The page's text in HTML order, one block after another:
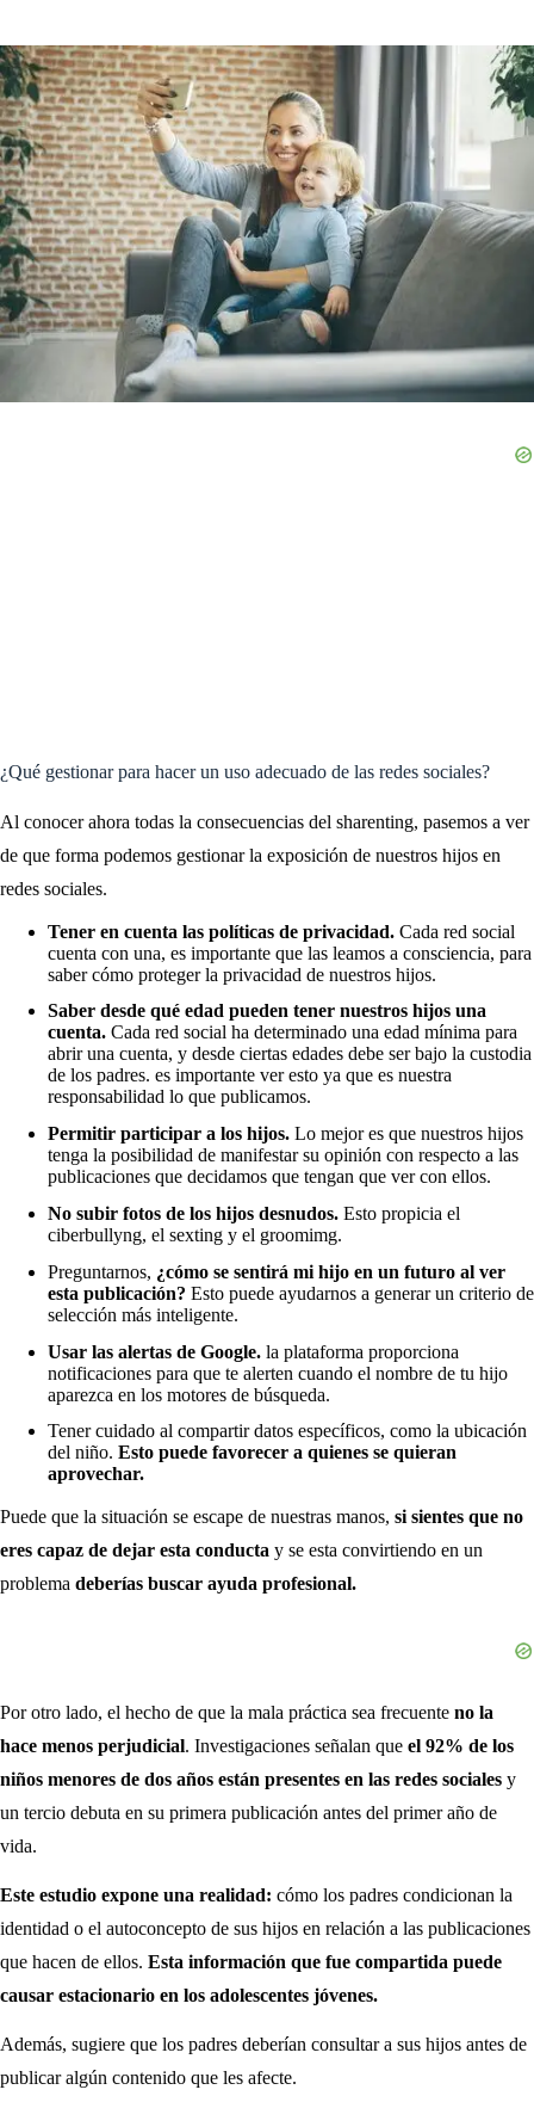
¿Qué gestionar para hacer un uso adecuado de las redes sociales?
Al conocer ahora todas la consecuencias del sharenting, pasemos a ver
de que forma podemos gestionar la exposición de nuestros hijos en
redes sociales.
Tener en cuenta las políticas de privacidad. Cada red social
cuenta con una, es importante que las leamos a consciencia, para
saber cómo proteger la privacidad de nuestros hijos.
Saber desde qué edad pueden tener nuestros hijos una
cuenta. Cada red social ha determinado una edad mínima para
abrir una cuenta, y desde ciertas edades debe ser bajo la custodia
de los padres. es importante ver esto ya que es nuestra
responsabilidad lo que publicamos.
Permitir participar a los hijos. Lo mejor es que nuestros hijos
tenga la posibilidad de manifestar su opinión con respecto a las
publicaciones que decidamos que tengan que ver con ellos.
No subir fotos de los hijos desnudos. Esto propicia el
ciberbullyng, el sexting y el groomimg.
Preguntarnos, ¿cómo se sentirá mi hijo en un futuro al ver
esta publicación? Esto puede ayudarnos a generar un criterio de
selección más inteligente.
Usar las alertas de Google. la plataforma proporciona
notificaciones para que te alerten cuando el nombre de tu hijo
aparezca en los motores de búsqueda.
Tener cuidado al compartir datos específicos, como la ubicación
del niño. Esto puede favorecer a quienes se quieran
aprovechar.
Puede que la situación se escape de nuestras manos, si sientes que no
eres capaz de dejar esta conducta y se esta convirtiendo en un
problema deberías buscar ayuda profesional.
Por otro lado, el hecho de que la mala práctica sea frecuente no la
hace menos perjudicial. Investigaciones señalan que el 92% de los
niños menores de dos años están presentes en las redes sociales y
un tercio debuta en su primera publicación antes del primer año de
vida.
Este estudio expone una realidad: cómo los padres condicionan la
identidad o el autoconcepto de sus hijos en relación a las publicaciones
que hacen de ellos. Esta información que fue compartida puede
causar estacionario en los adolescentes jóvenes.
Además, sugiere que los padres deberían consultar a sus hijos antes de
publicar algún contenido que les afecte.